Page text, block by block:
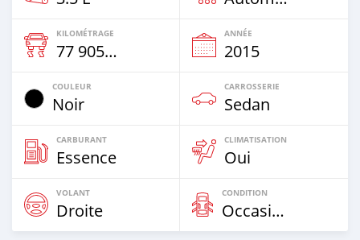
KILOMÉTRAGE
77 905 Km
ANNÉE
2015
COULEUR
Noir
CARROSSERIE
Sedan
CARBURANT
Essence
CLIMATISATION
Oui
VOLANT
Droite
CONDITION
Occasion